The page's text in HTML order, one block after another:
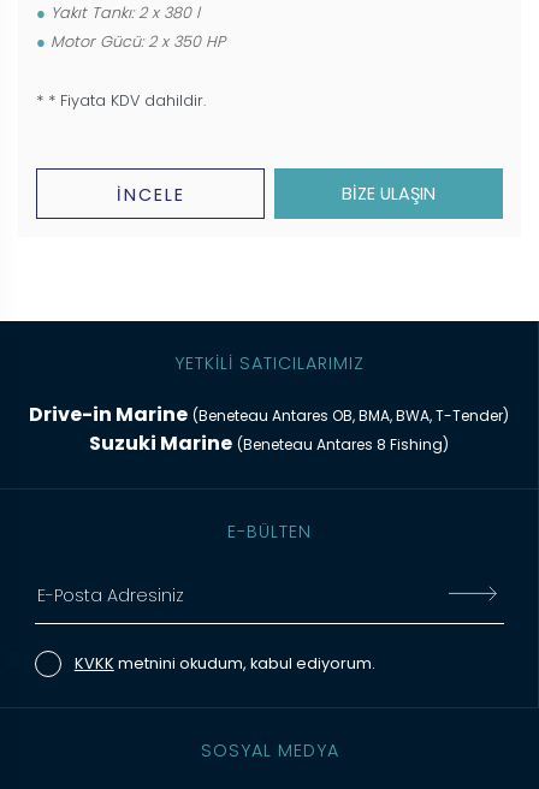
Yakıt Tankı: 2 x 380 l
Motor Gücü: 2 x 350 HP
* * Fiyata KDV dahildir.
İNCELE BİZE ULAŞIN
YETKİLİ SATICILARIMIZ
Drive-in Marine (Beneteau Antares OB, BMA, BWA, T-Tender)
Suzuki Marine (Beneteau Antares 8 Fishing)
E-BÜLTEN
KVKK metnini okudum, kabul ediyorum.
SOSYAL MEDYA